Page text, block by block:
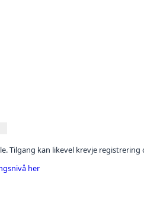
Tilgang kan likevel krevje
her